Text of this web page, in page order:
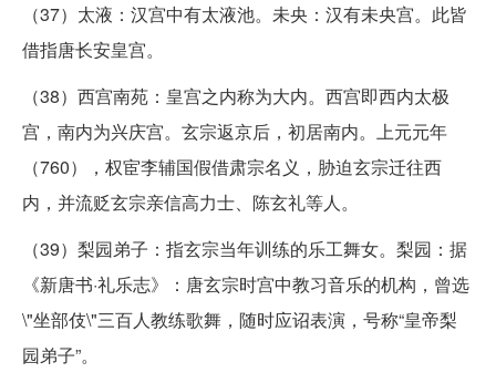
（37）太液：汉宫中有太液池。未央：汉有未央宫。此皆
借指唐长安皇宫。
（38）西宫南苑：皇宫之内称为大内。西宫即西内太极
宫，南内为兴庆宫。玄宗返京后，初居南内。上元元年
（760），权宦李辅国假借肃宗名义，胁迫玄宗迁往西
内，并流贬玄宗亲信高力士、陈玄礼等人。
（39）梨园弟子：指玄宗当年训练的乐工舞女。梨园：据
《新唐书·礼乐志》：唐玄宗时宫中教习音乐的机构，曾选
\"坐部伎\"三百人教练歌舞，随时应诏表演，号称“皇帝梨
园弟子”。